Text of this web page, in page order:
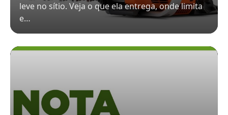
leve no sítio. Veja o que ela entrega, onde limita
e…